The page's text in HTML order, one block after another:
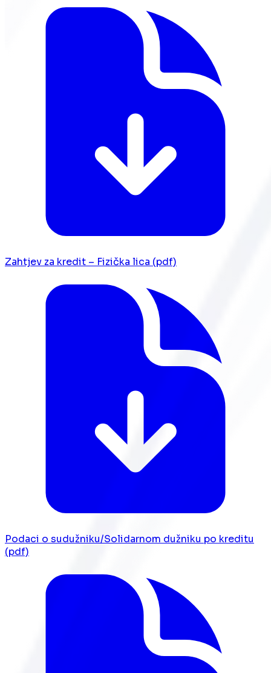
Zahtjev za kredit – Fizička lica (pdf)
Podaci o sudužniku/Solidarnom dužniku po kreditu
(pdf)